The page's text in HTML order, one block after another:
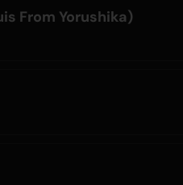
From Yorushika)